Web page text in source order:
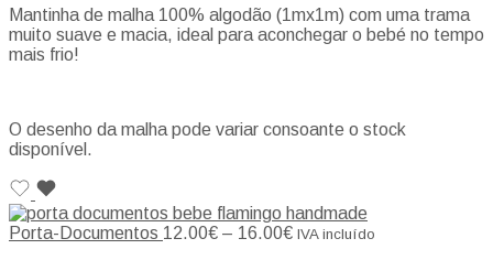
Mantinha de malha 100% algodão (1mx1m) com uma trama
muito suave e macia, ideal para aconchegar o bebé no tempo
mais frio!
O desenho da malha pode variar consoante o stock
disponível.
Porta-Documentos 12.00€ – 16.00€ IVA incluído